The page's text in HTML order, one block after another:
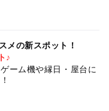
メの新スポット！
♪
ーム機や縁日・屋台に